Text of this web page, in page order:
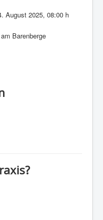
August 2025, 08:00 h
Barenberge